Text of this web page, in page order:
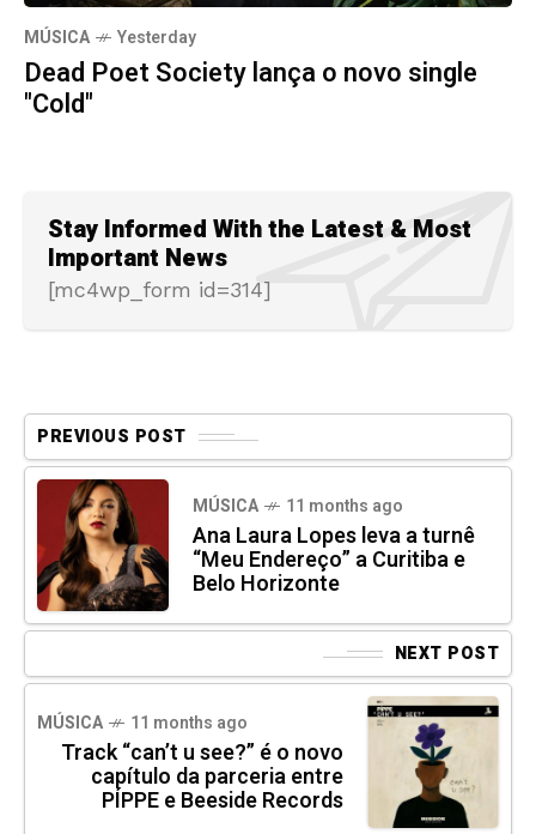
MÚSICA Yesterday
Dead Poet Society lança o novo single
"Cold"
Stay Informed With the Latest & Most
Important News
[mc4wp_form id=314]
PREVIOUS POST
MÚSICA 11 months ago
Ana Laura Lopes leva a turnê
“Meu Endereço” a Curitiba e
Belo Horizonte
NEXT POST
MÚSICA 11 months ago
Track “can’t u see?” é o novo
capítulo da parceria entre
PÍPPE e Beeside Records